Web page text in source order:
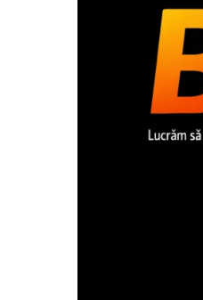
Imprimante & Multifuncționale
Imprimanta Laser Mono
Multifuncțional Cerneală